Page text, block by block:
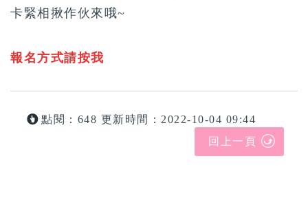
卡緊相揪作伙來哦~
報名方式請按我
點閱：648 更新時間：2022-10-04 09:44
回上一頁